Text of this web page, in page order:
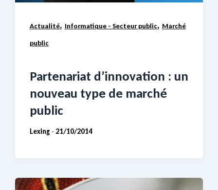
Actualité, Informatique - Secteur public, Marché
public
Partenariat d’innovation : un
nouveau type de marché
public
Lexing - 21/10/2014